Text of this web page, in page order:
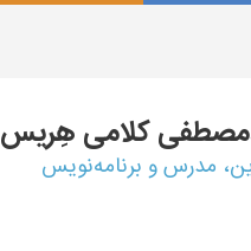
کلامی هِریس
مدرس و برنامه‌نویس